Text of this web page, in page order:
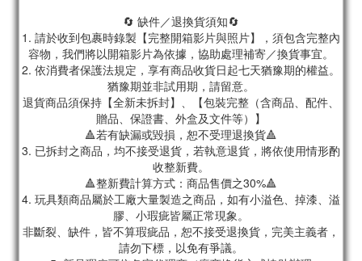
🔄 缺件／退換貨須知🔄
1. 請於收到包裹時錄製【完整開箱影片與照片】，須包含完整內
容物，我們將以開箱影片為依據，協助處理補寄／換貨事宜。
2. 依消費者保護法規定，享有商品收貨日起七天猶豫期的權益。
猶豫期並非試用期，請留意。
退貨商品須保持【全新未拆封】、【包裝完整（含商品、配件、
贈品、保證書、外盒及文件等）】
🔺若有缺漏或毀損，恕不受理退換貨🔺
3. 已拆封之商品，均不接受退貨，若執意退貨，將依使用情形酌
收整新費。
🔺整新費計算方式：商品售價之30%🔺
4. 玩具類商品屬於工廠大量製造之商品，如有小溢色、掉漆、溢
膠、小瑕疵皆屬正常現象。
非斷裂、缺件，皆不算瑕疵品，恕不接受退換貨，完美主義者，
請勿下標，以免有爭議。